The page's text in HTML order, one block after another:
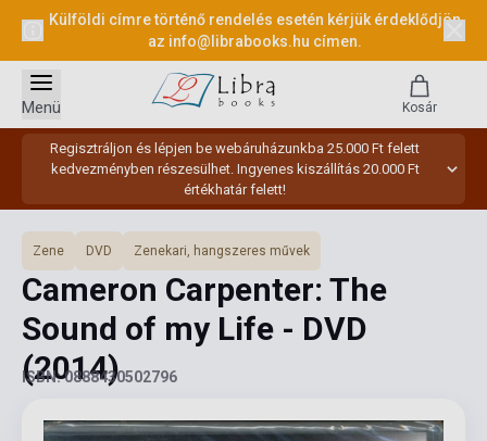
Külföldi címre történő rendelés esetén kérjük érdeklődjön
az info@librabooks.hu címen.
Regisztráljon és lépjen be webáruházunkba 25.000 Ft felett
kedvezményben részesülhet. Ingyenes kiszállítás 20.000 Ft
értékhatár felett!
Menü Kosár
Zene DVD Zenekari, hangszeres művek
Cameron Carpenter: The
Sound of my Life - DVD
(2014)
ISBN: 0888430502796